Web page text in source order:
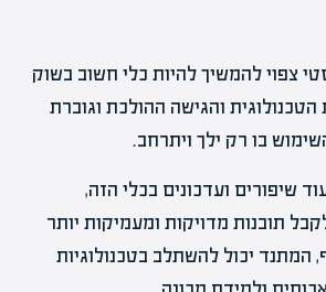
צפוי להמשיך להיות כלי חשוב בשוק
והגישה ההולכת וגוברת
בו רק ילך ויתרחב.
שיפורים ועדכונים בכלי הזה,
תובנות מדויקות ומעמיקות יותר
המתנד יכול להשתלב בטכנולוגיות